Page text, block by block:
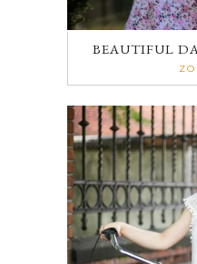
BEAUTIFUL